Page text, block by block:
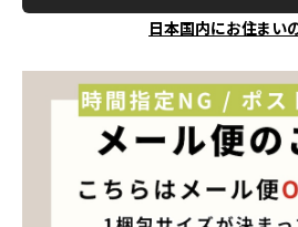
日本国内にお住まい